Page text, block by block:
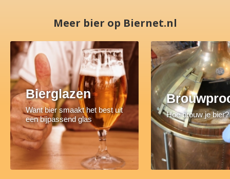
Meer bier op Biernet.nl
Bierglazen
Want bier smaakt het best uit
een bijpassend glas
Hoe brouw je bier?